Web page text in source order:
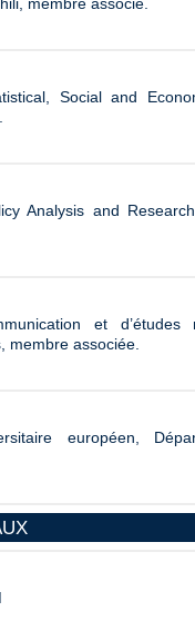
Social and
Analysis and
et d’études
membre associée.
européen,